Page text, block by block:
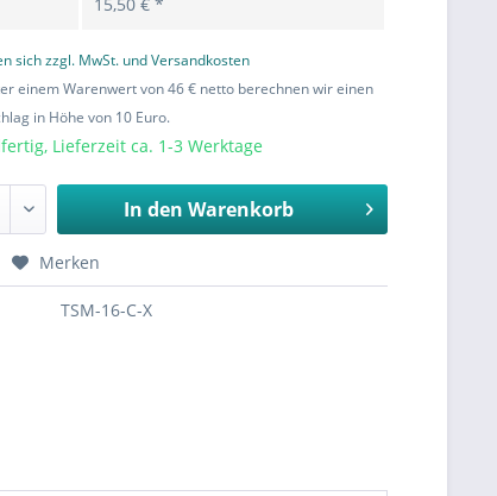
sich zzgl. MwSt. und Versandkosten
einem Warenwert von 46 € netto berechnen wir einen
in Höhe von 10 Euro.
Lieferzeit ca. 1-3 Werktage
In den Warenkorb
Merken
TSM-16-C-X